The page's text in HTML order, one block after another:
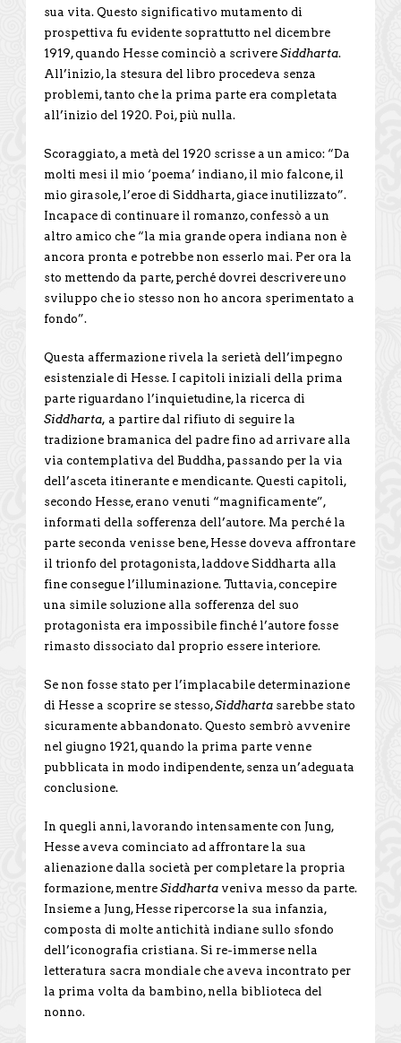
sua vita. Questo significativo mutamento di
prospettiva fu evidente soprattutto nel dicembre
1919, quando Hesse cominciò a scrivere Siddharta.
All’inizio, la stesura del libro procedeva senza
problemi, tanto che la prima parte era completata
all’inizio del 1920. Poi, più nulla.
Scoraggiato, a metà del 1920 scrisse a un amico: “Da
molti mesi il mio ‘poema’ indiano, il mio falcone, il
mio girasole, l’eroe di Siddharta, giace inutilizzato”.
Incapace di continuare il romanzo, confessò a un
altro amico che “la mia grande opera indiana non è
ancora pronta e potrebbe non esserlo mai. Per ora la
sto mettendo da parte, perché dovrei descrivere uno
sviluppo che io stesso non ho ancora sperimentato a
fondo”.
Questa affermazione rivela la serietà dell’impegno
esistenziale di Hesse. I capitoli iniziali della prima
parte riguardano l’inquietudine, la ricerca di
Siddharta, a partire dal rifiuto di seguire la
tradizione bramanica del padre fino ad arrivare alla
via contemplativa del Buddha, passando per la via
dell’asceta itinerante e mendicante. Questi capitoli,
secondo Hesse, erano venuti “magnificamente”,
informati della sofferenza dell’autore. Ma perché la
parte seconda venisse bene, Hesse doveva affrontare
il trionfo del protagonista, laddove Siddharta alla
fine consegue l’illuminazione. Tuttavia, concepire
una simile soluzione alla sofferenza del suo
protagonista era impossibile finché l’autore fosse
rimasto dissociato dal proprio essere interiore.
Se non fosse stato per l’implacabile determinazione
di Hesse a scoprire se stesso,Siddharta sarebbe stato
sicuramente abbandonato. Questo sembrò avvenire
nel giugno 1921, quando la prima parte venne
pubblicata in modo indipendente, senza un’adeguata
conclusione.
In quegli anni, lavorando intensamente con Jung,
Hesse aveva cominciato ad affrontare la sua
alienazione dalla società per completare la propria
formazione, mentre Siddharta veniva messo da parte.
Insieme a Jung, Hesse ripercorse la sua infanzia,
composta di molte antichità indiane sullo sfondo
dell’iconografia cristiana. Si re-immerse nella
letteratura sacra mondiale che aveva incontrato per
la prima volta da bambino, nella biblioteca del
nonno.